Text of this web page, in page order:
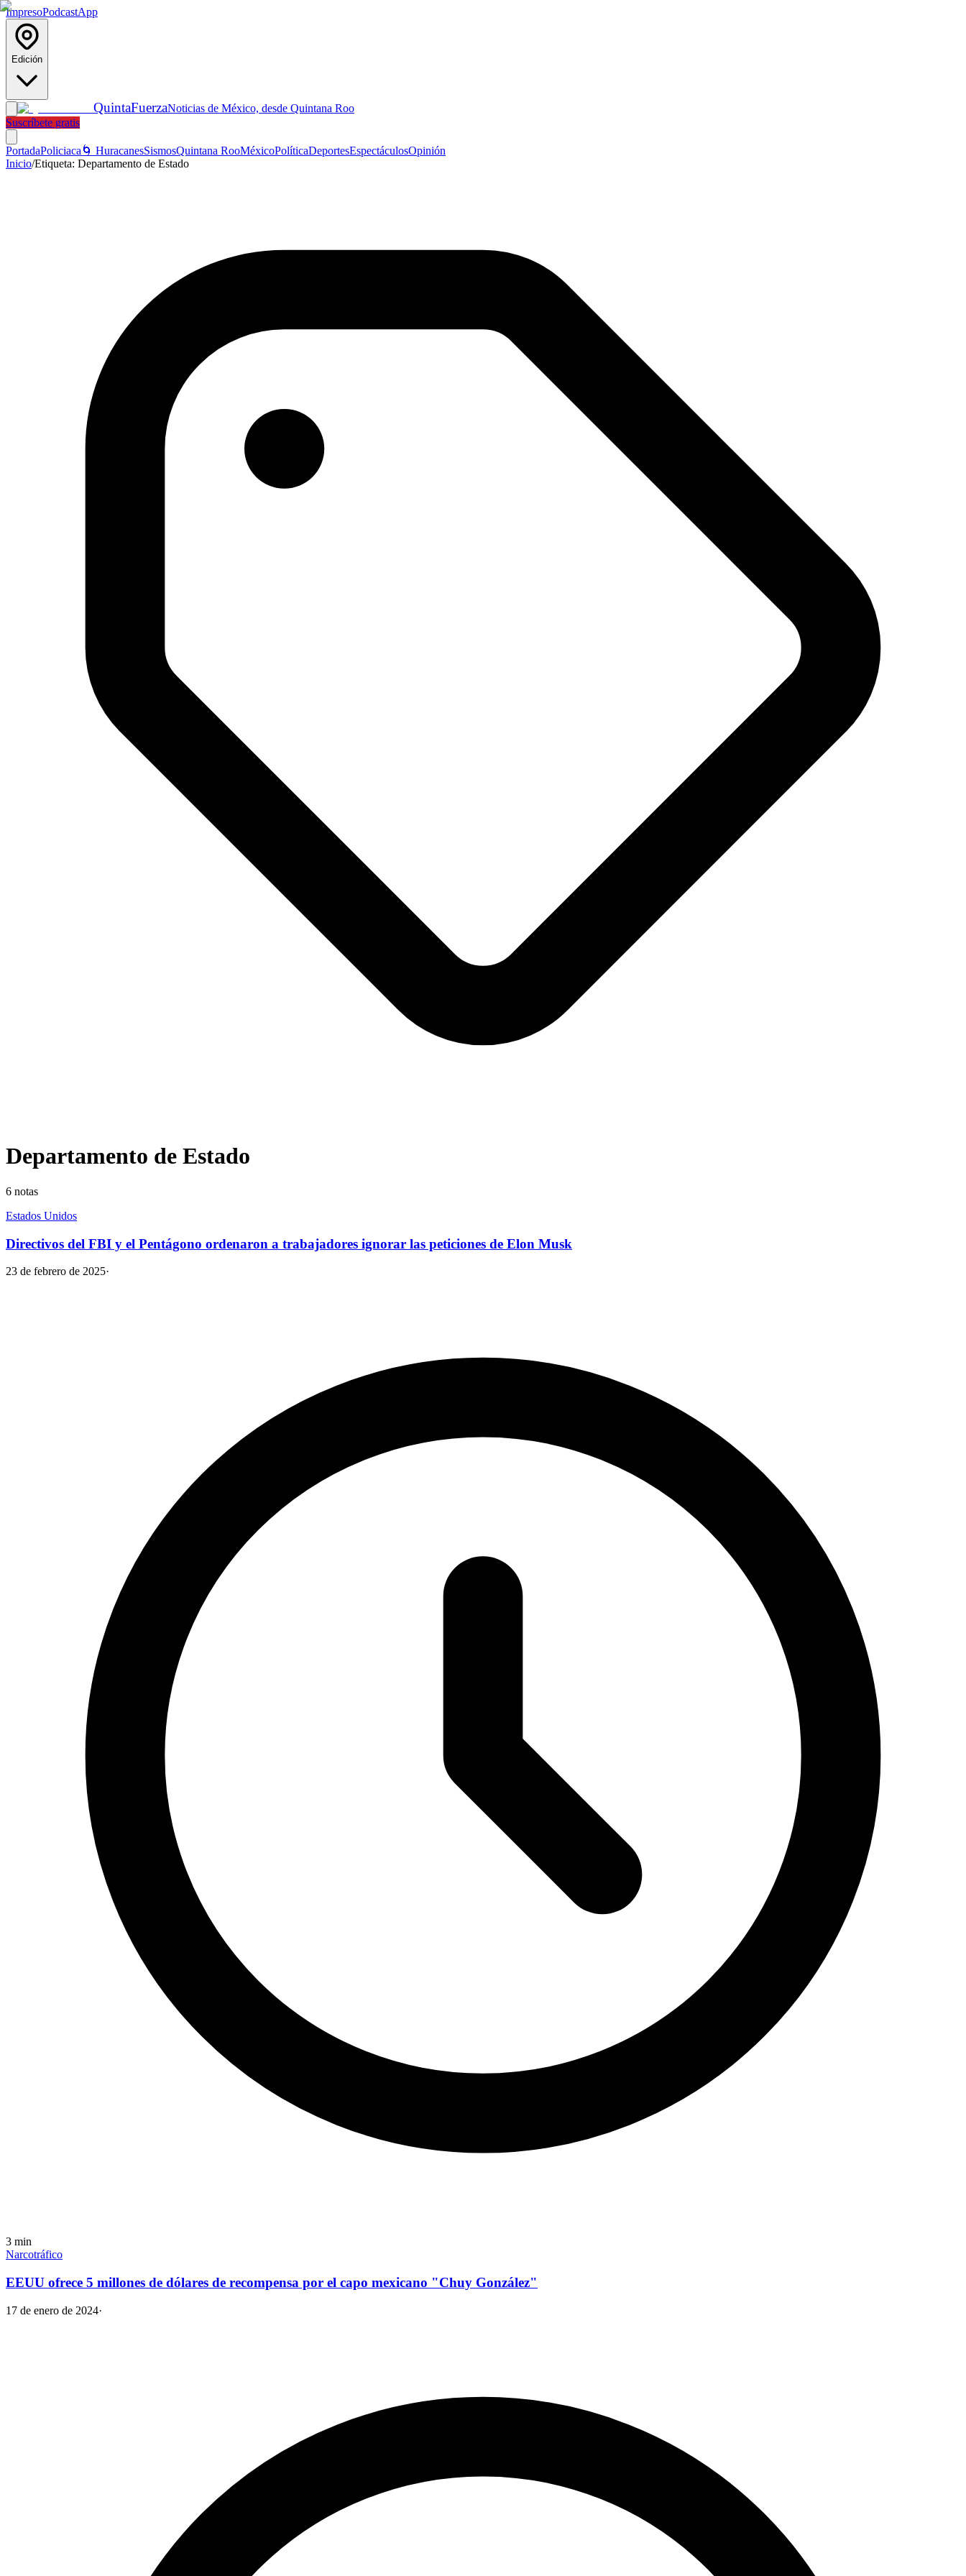
ImpresoPodcastApp
Edición
QuintaFuerzaNoticias de México, desde Quintana Roo
Suscríbete gratis
PortadaPoliciaca 🌀 HuracanesSismosQuintana RooMéxicoPolíticaDeportesEspectáculosOpinión
Inicio/Etiqueta: Departamento de Estado
Departamento de Estado
6 notas
Estados Unidos
Directivos del FBI y el Pentágono ordenaron a trabajadores ignorar las peticiones de Elon Musk
23 de febrero de 2025·
3 min
Narcotráfico
EEUU ofrece 5 millones de dólares de recompensa por el capo mexicano "Chuy González"
17 de enero de 2024·